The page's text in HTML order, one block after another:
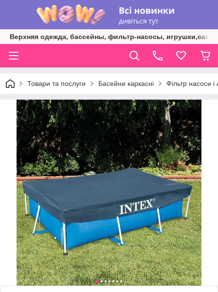
Верхняя одежда, бассейны, фильтр-насосы,
Товари та послуги Басейни каркасні Фільтр насоси